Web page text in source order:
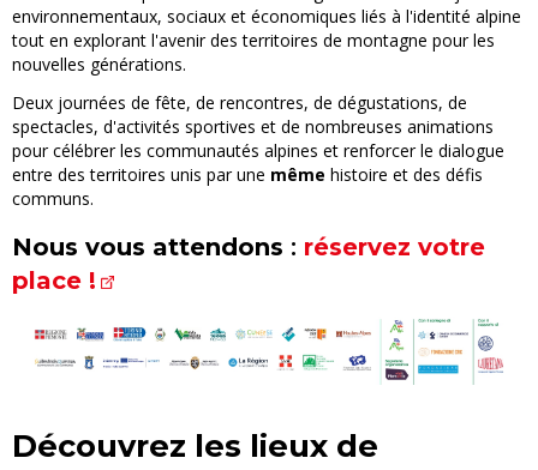
environnementaux, sociaux et économiques liés à l'identité alpine
tout en explorant l'avenir des territoires de montagne pour les
nouvelles générations.
Deux journées de fête, de rencontres, de dégustations, de
spectacles, d'activités sportives et de nombreuses animations
pour célébrer les communautés alpines et renforcer le dialogue
entre des territoires unis par une même histoire et des défis
communs.
Nous vous attendons : réservez votre
place !
Découvrez les lieux de